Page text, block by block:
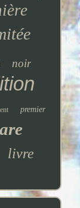
noir
premier
livre